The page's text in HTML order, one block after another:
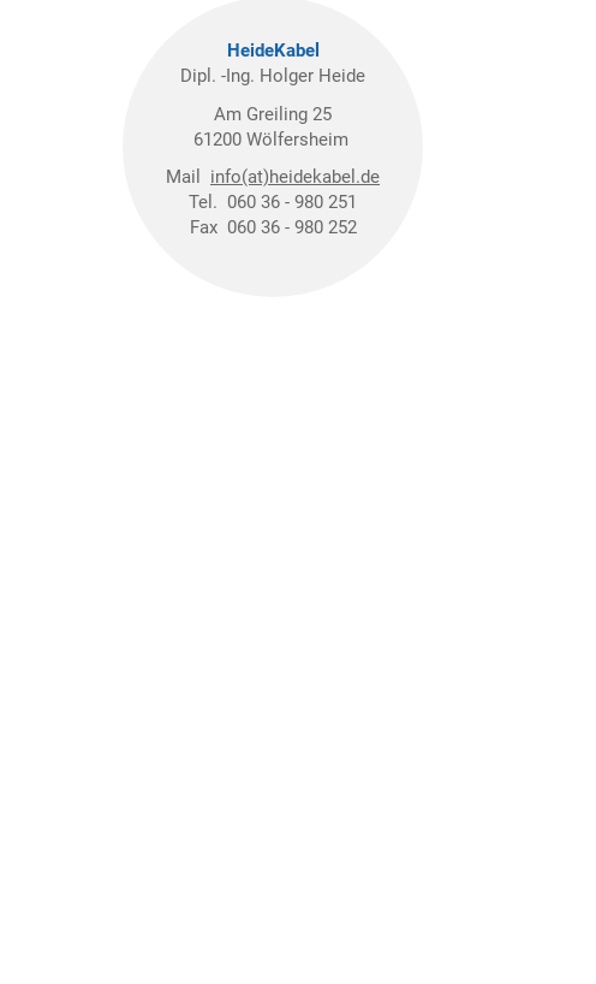
HeideKabel
Dipl. -Ing. Holger Heide
Am Greiling 25
61200 Wölfersheim
Mail info(at)heidekabel.de
Tel. 060 36 - 980 251
Fax 060 36 - 980 252